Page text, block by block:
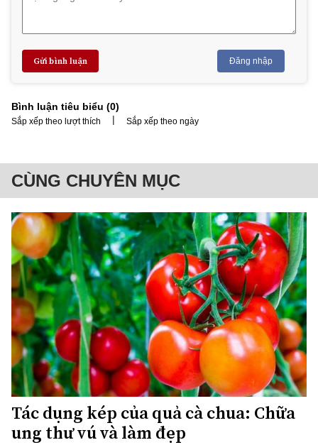
Gửi bình luận Đăng nhập
Bình luận tiêu biểu (0)
Sắp xếp theo lượt thích | Sắp xếp theo ngày
CÙNG CHUYÊN MỤC
Tác dụng kép của quả cà chua: Chữa
ung thư vú và làm đẹp